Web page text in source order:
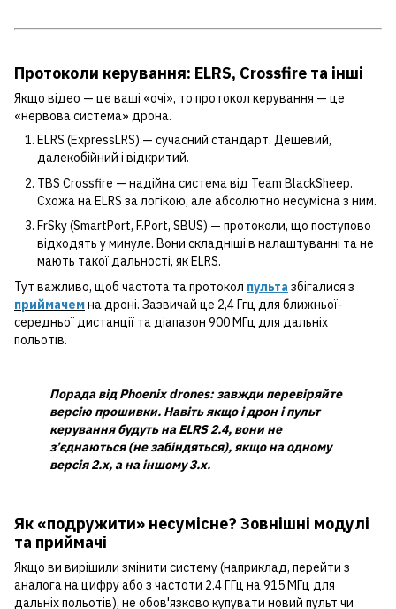
Протоколи керування: ELRS, Crossfire та інші
Якщо відео — це ваші «очі», то протокол керування — це
«нервова система» дрона.
ELRS (ExpressLRS) — сучасний стандарт. Дешевий,
далекобійний і відкритий.
TBS Crossfire — надійна система від Team BlackSheep.
Схожа на ELRS за логікою, але абсолютно несумісна з ним.
FrSky (SmartPort, F.Port, SBUS) — протоколи, що поступово
відходять у минуле. Вони складніші в налаштуванні та не
мають такої дальності, як ELRS.
Тут важливо, щоб частота та протокол пульта збігалися з
приймачемна дроні. Зазвичай це 2,4 Ггц для ближньої-
середньої дистанції та діапазон 900 МГц для дальніх
польотів.
Порада від Phoenix drones: завжди перевіряйте
версію прошивки. Навіть якщо і дрон і пульт
керування будуть на ELRS 2.4, вони не
з’єднаються (не забіндяться), якщо на одному
версія 2.х, а на іншому 3.х.
Як «подружити» несумісне? Зовнішні модулі
та приймачі
Якщо ви вирішили змінити систему (наприклад, перейти з
аналога на цифру або з частоти 2.4 ГГц на 915 МГц для
дальніх польотів), не обов'язково купувати новий пульт чи